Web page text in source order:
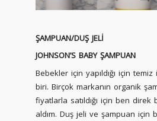
ŞAMPUAN/DUŞ JELİ
JOHNSON’S BABY ŞAMPUAN
Bebekler için yapıldığı için
biri. Birçok markanın organik
fiyatlarla satıldığı için ben direk
aldım. Duş jeli ve şampuan için